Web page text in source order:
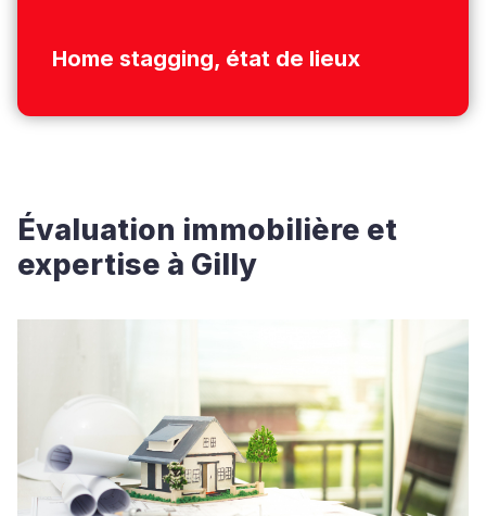
Home stagging, état de lieux
Évaluation immobilière et
expertise à Gilly